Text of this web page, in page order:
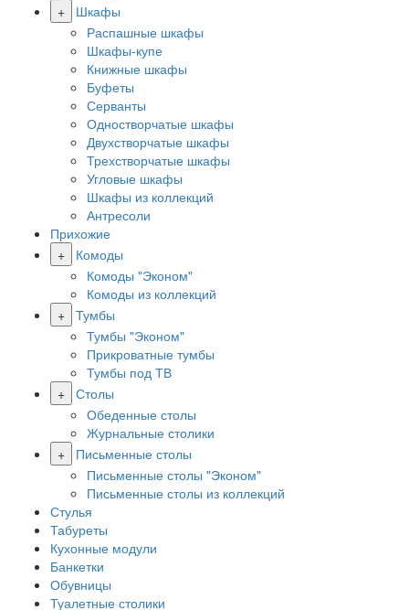
+
Шкафы
Распашные шкафы
Шкафы-купе
Книжные шкафы
Буфеты
Серванты
Одностворчатые шкафы
Двухстворчатые шкафы
Трехстворчатые шкафы
Угловые шкафы
Шкафы из коллекций
Антресоли
Прихожие
+
Комоды
Комоды "Эконом"
Комоды из коллекций
+ Тумбы
Тумбы "Эконом"
Прикроватные тумбы
Тумбы под ТВ
+ Столы
Обеденные столы
Журнальные столики
+
Письменные столы
Письменные столы "Эконом"
Письменные столы из коллекций
Стулья
Табуреты
Кухонные модули
Банкетки
Обувницы
Туалетные столики